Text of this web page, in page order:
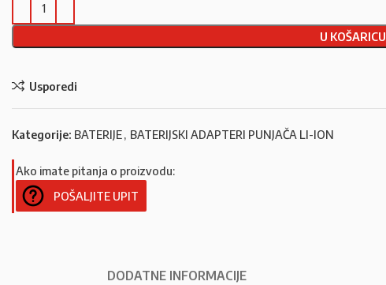
U KOŠARICU
Usporedi
Kategorije: BATERIJE, BATERIJSKI ADAPTERI PUNJAČA LI-ION
Ako imate pitanja o proizvodu:
POŠALJITE UPIT
DODATNE INFORMACIJE